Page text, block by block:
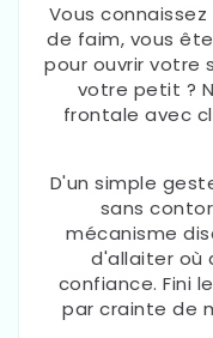
Vous
de faim, vous
pour ouvrir
votre petit ?
frontale avec
D'un simple
sans
mécanisme
d'allaiter où
confiance. Fini
par crainte de